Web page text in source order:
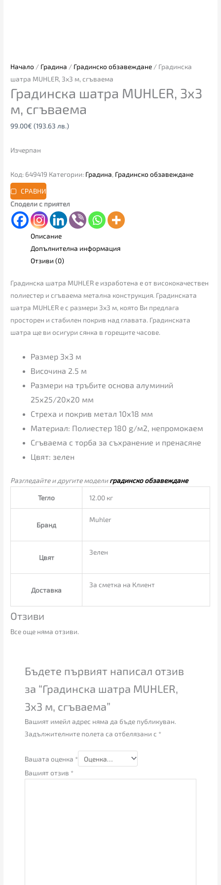
Начало / Градина / Градинско обзавеждане / Градинска
шатра MUHLER, 3х3 м, сгъваема
Градинска шатра MUHLER, 3х3
м, сгъваема
99.00€ (193.63 лв.)
Изчерпан
Код: 649419 Категории: Градина, Градинско обзавеждане
СРАВНИ
Сподели с приятел
Описание
Допълнителна информация
Отзиви (0)
Градинска шатра MUHLER e изработена е от висококачествен
полиестер и сгъваема метална конструкция. Градинската
шатра MUHLER е с размери 3х3 м, която Ви предлага
просторен и стабилен покрив над главата. Градинската
шатра ще ви осигури сянка в горещите часове.
Размер 3х3 м
Височина 2.5 м
Размери на тръбите основа алуминий
25х25/20х20 мм
Стреха и покрив метал 10х18 мм
Материал: Полиестер 180 g/м2, непромокаем
Сгъваема с торба за съхранение и пренасяне
Цвят: зелен
Разгледайте и другите моделиградинско обзавеждане
Тегло 12.00 кг
Бранд
Muhler
Цвят
Зелен
Доставка
За сметка на Клиент
Отзиви
Все още няма отзиви.
Бъдете първият написал отзив
за “Градинска шатра MUHLER,
3х3 м, сгъваема”
Вашият имейл адрес няма да бъде публикуван.
Задължителните полета са отбелязани с *
Вашата оценка *
Вашият отзив *